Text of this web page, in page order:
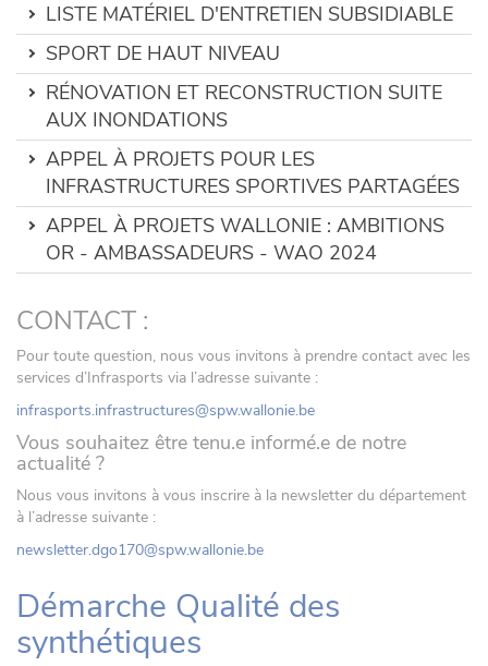
LISTE MATÉRIEL D'ENTRETIEN SUBSIDIABLE
SPORT DE HAUT NIVEAU
RÉNOVATION ET RECONSTRUCTION SUITE
AUX INONDATIONS
APPEL À PROJETS POUR LES
INFRASTRUCTURES SPORTIVES PARTAGÉES
APPEL À PROJETS WALLONIE : AMBITIONS
OR - AMBASSADEURS - WAO 2024
CONTACT :
Pour toute question, nous vous invitons à prendre contact avec les
services d’Infrasports via l’adresse suivante :
infrasports.infrastructures@spw.wallonie.be
Vous souhaitez être tenu.e informé.e de notre
actualité ?
Nous vous invitons à vous inscrire à la newsletter du département
à l’adresse suivante :
newsletter.dgo170@spw.wallonie.be
Démarche Qualité des
synthétiques